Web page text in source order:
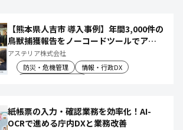
【熊本県人吉市 導入事例】年間3,000件の
鳥獣捕獲報告をノーコードツールでアプ
リ化し、月50時間の庁内作業を削減
アステリア株式会社
防災・危機管理
情報・行政DX
紙帳票の入力・確認業務を効率化！AI-
OCRで進める庁内DXと業務改善